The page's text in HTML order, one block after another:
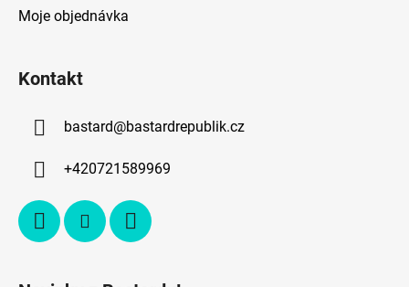
Moje objednávka
Kontakt
bastard@bastardrepublik.cz
+420721589969